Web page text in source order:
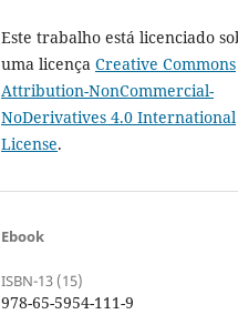
Este trabalho está licenciado
uma licença Creative Commons
Attribution-NonCommercial-
NoDerivatives 4.0 International
License.
Ebook
ISBN-13 (15)
978-65-5954-111-9